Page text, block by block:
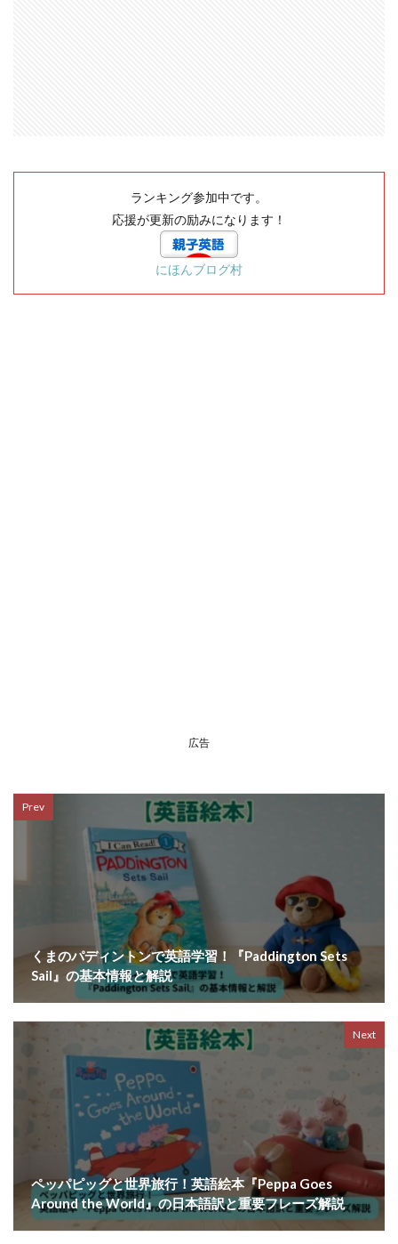
ランキング参加中です。
応援が更新の励みになります！
にほんブログ村
広告
Prev
くまのパディントンで英語学習！『Paddington Sets
Sail』の基本情報と解説
Next
ペッパピッグと世界旅行！英語絵本『Peppa Goes
Around the World』の日本語訳と重要フレーズ解説